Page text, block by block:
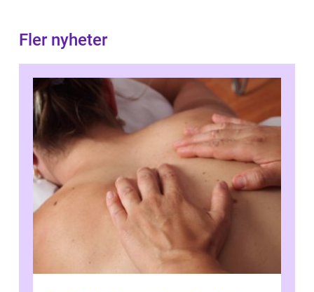
Fler nyheter